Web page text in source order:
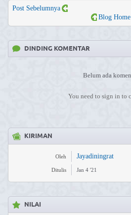
Post Sebelumnya
Blog Home
DINDING KOMENTAR
Belum ada
You need to sign in to
KIRIMAN
Oleh Jayadiningrat
Ditulis Jan 4 '21
NILAI